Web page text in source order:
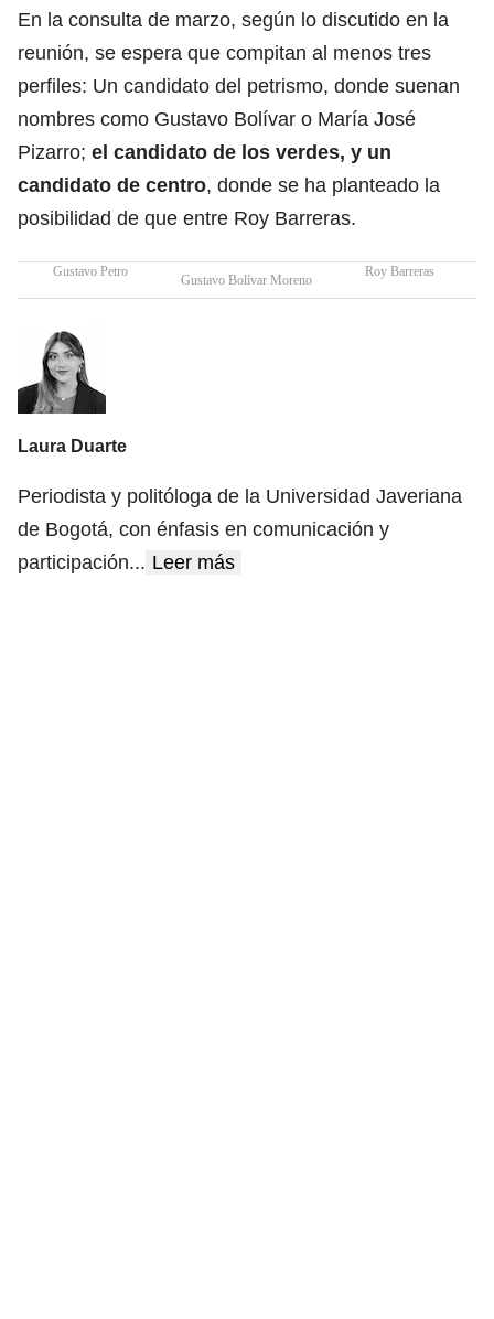
En la consulta de marzo, según lo discutido en la
reunión, se espera que compitan al menos tres
perfiles: Un candidato del petrismo, donde suenan
nombres como Gustavo Bolívar o María José
Pizarro; el candidato de los verdes, y un
candidato de centro, donde se ha planteado la
posibilidad de que entre Roy Barreras.
Gustavo Petro
Gustavo Bolívar Moreno
Roy Barreras
Laura Duarte
Periodista y politóloga de la Universidad Javeriana
de Bogotá, con énfasis en comunicación y
participación... Leer más